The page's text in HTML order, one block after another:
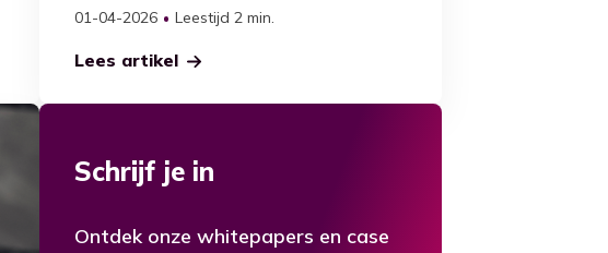
01-04-2026 Leestijd 2 min.
Lees artikel
Schrijf je in
Ontdek onze whitepapers en case